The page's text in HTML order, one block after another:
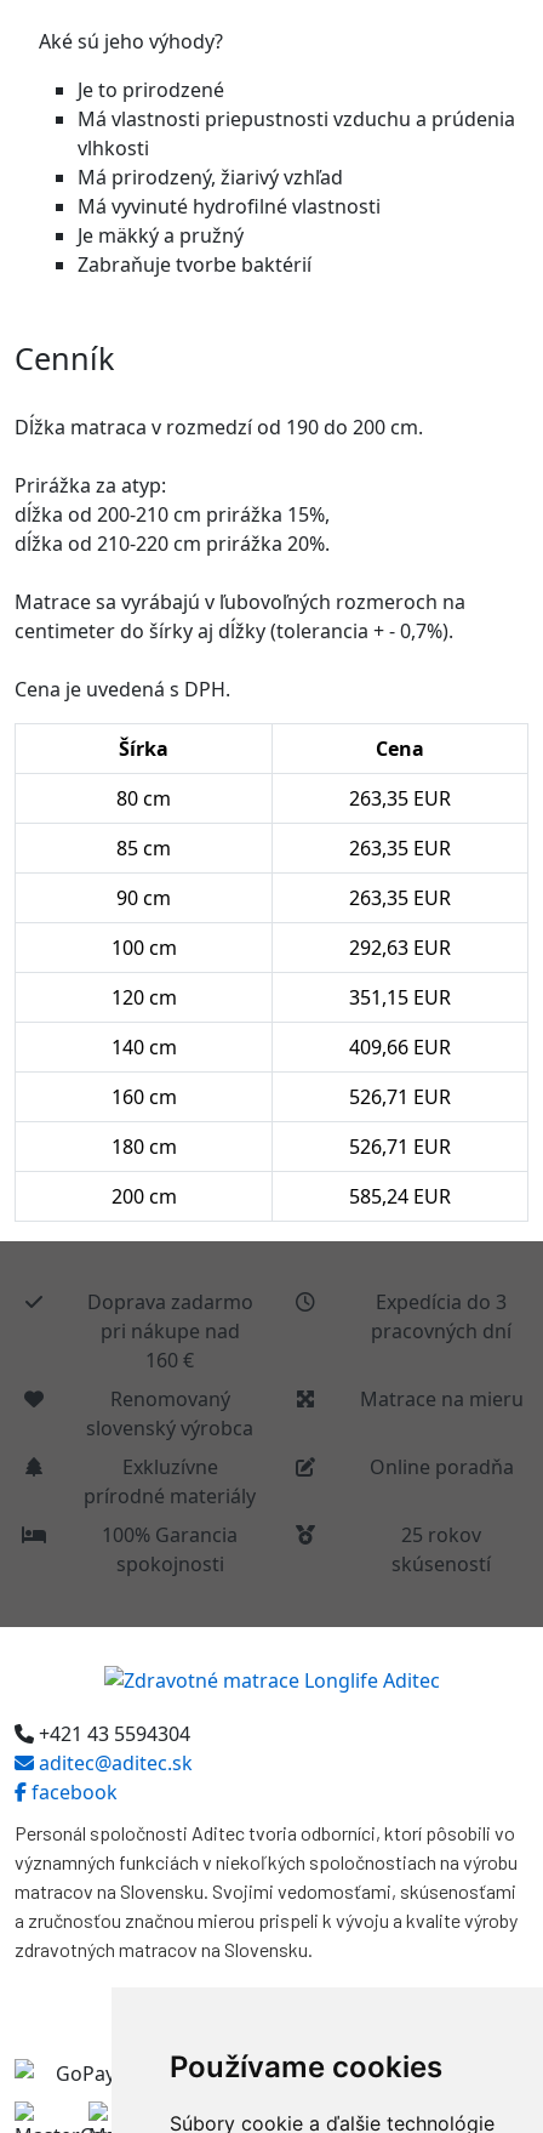
Používame cookies
Súbory cookie a ďalšie technológie
Aké sú jeho výhody?
Je to prirodzené
Má vlastnosti priepustnosti vzduchu a prúdenia
vlhkosti
Má prirodzený, žiarivý vzhľad
Má vyvinuté hydrofilné vlastnosti
Je mäkký a pružný
Zabraňuje tvorbe baktérií
Cenník
Dĺžka matraca v rozmedzí od 190 do 200 cm.
Prirážka za atyp:
dĺžka od 200-210 cm prirážka 15%,
dĺžka od 210-220 cm prirážka 20%.
Matrace sa vyrábajú v ľubovoľných rozmeroch na
centimeter do šírky aj dĺžky (tolerancia + - 0,7%).
Cena je uvedená s DPH.
Šírka
Cena
80 cm
263,35 EUR
85 cm
263,35 EUR
90 cm
263,35 EUR
100 cm
292,63 EUR
120 cm
351,15 EUR
140 cm
409,66 EUR
160 cm
526,71 EUR
180 cm
526,71 EUR
200 cm
585,24 EUR
Doprava zadarmo
pri nákupe nad
160 €
Expedícia do 3
pracovných dní
Renomovaný
slovenský výrobca
Matrace na mieru
Exkluzívne
prírodné materiály
Online poradňa
100% Garancia
spokojnosti
25 rokov
skúseností
+421 43 5594304
aditec@aditec.sk
facebook
Personál spoločnosti Aditec tvoria odborníci, ktorí pôsobili vo
významných funkciách v niekoľkých spoločnostiach na výrobu
matracov na Slovensku. Svojimi vedomosťami, skúsenosťami
a zručnosťou značnou mierou prispeli k vývoju a kvalite výroby
zdravotných matracov na Slovensku.